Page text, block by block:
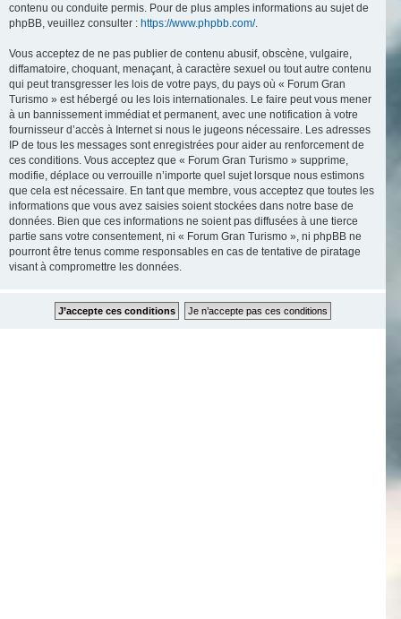
contenu ou conduite permis. Pour de plus amples informations au sujet de
phpBB, veuillez consulter : https://www.phpbb.com/.
Vous acceptez de ne pas publier de contenu abusif, obscène, vulgaire,
diffamatoire, choquant, menaçant, à caractère sexuel ou tout autre contenu
qui peut transgresser les lois de votre pays, du pays où « Forum Gran
Turismo » est hébergé ou les lois internationales. Le faire peut vous mener
à un bannissement immédiat et permanent, avec une notification à votre
fournisseur d’accès à Internet si nous le jugeons nécessaire. Les adresses
IP de tous les messages sont enregistrées pour aider au renforcement de
ces conditions. Vous acceptez que « Forum Gran Turismo » supprime,
modifie, déplace ou verrouille n’importe quel sujet lorsque nous estimons
que cela est nécessaire. En tant que membre, vous acceptez que toutes les
informations que vous avez saisies soient stockées dans notre base de
données. Bien que ces informations ne soient pas diffusées à une tierce
partie sans votre consentement, ni « Forum Gran Turismo », ni phpBB ne
pourront être tenus comme responsables en cas de tentative de piratage
visant à compromettre les données.